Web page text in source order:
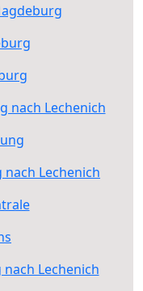
nach Lechenich
Lechenich
Lechenich